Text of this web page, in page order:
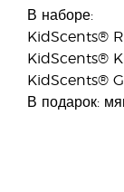
В наборе:
KidScents®
KidScents®
KidScents®
В подарок: